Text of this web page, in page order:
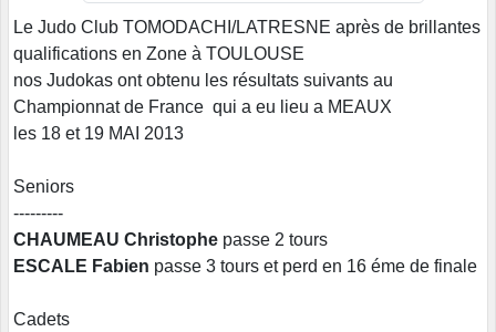
Le Judo Club TOMODACHI/LATRESNE après de brillantes
qualifications en Zone à TOULOUSE
nos Judokas ont obtenu les résultats suivants au
Championnat de France qui a eu lieu a MEAUX
les 18 et 19 MAI 2013
Seniors
---------
CHAUMEAU Christophe passe 2 tours
ESCALE Fabien passe 3 tours et perd en 16 éme de finale
Cadets